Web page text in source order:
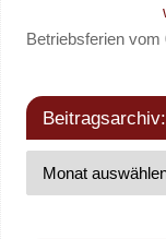
Betriebsferien vom
Beitragsarchiv: